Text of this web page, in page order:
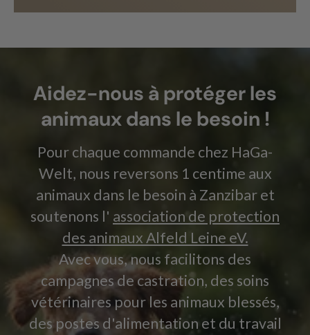
Aidez-nous à protéger les
animaux dans le besoin !
Pour chaque commande chez HaGa-
Welt, nous reversons 1 centime aux
animaux dans le besoin à Zanzibar et
soutenons l' association de protection
des animaux Alfeld Leine eV.
Avec vous, nous facilitons des
campagnes de castration, des soins
vétérinaires pour les animaux blessés,
des postes d'alimentation et du travail